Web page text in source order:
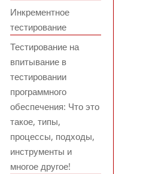
Инкрементное
тестирование
Тестирование на
впитывание в
тестировании
программного
обеспечения: Что это
такое, типы,
процессы, подходы,
инструменты и
многое другое!